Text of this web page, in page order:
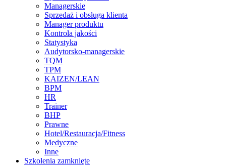
Managerskie
Sprzedaż i obsługa klienta
Manager produktu
Kontrola jakości
Statystyka
Audytorsko-managerskie
TQM
TPM
KAIZEN/LEAN
BPM
HR
Trainer
BHP
Prawne
Hotel/Restauracja/Fitness
Medyczne
Inne
Szkolenia zamknięte